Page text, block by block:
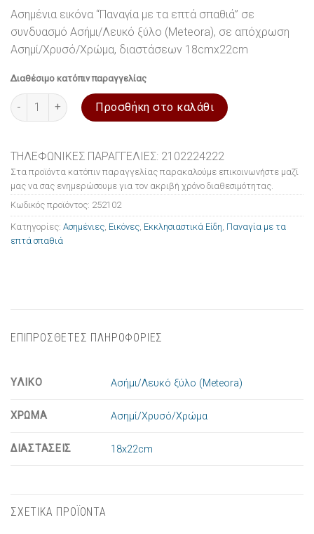
Ασημένια εικόνα “Παναγία με τα επτά σπαθιά” σε
συνδυασμό Ασήμι/Λευκό ξύλο (Meteora), σε απόχρωση
Ασημί/Χρυσό/Χρώμα, διαστάσεων 18cmx22cm
Διαθέσιμο κατόπιν παραγγελίας
Εικόνα ασημένια Παναγία με τα επτά σπαθιά 18x22cm ποσότητα
Προσθήκη στο καλάθι
ΤΗΛΕΦΩΝΙΚΕΣ ΠΑΡΑΓΓΕΛΙΕΣ: 2102224222
Στα προϊόντα κατόπιν παραγγελίας παρακαλούμε επικοινωνήστε μαζί
μας να σας ενημερώσουμε για τον ακριβή χρόνο διαθεσιμότητας.
Κωδικός προϊόντος: 252102
Κατηγορίες: Ασημένιες Εικόνες Εκκλησιαστικά Είδη Παναγία με τα
επτά σπαθιά
ΕΠΙΠΡΟΣΘΕΤΕΣ ΠΛΗΡΟΦΟΡΙΕΣ
ΥΛΙΚΟ Ασήμι/Λευκό ξύλο (Meteora)
ΧΡΩΜΑ Ασημί/Χρυσό/Χρώμα
ΔΙΑΣΤΑΣΕΙΣ 18x22cm
ΣΧΕΤΙΚΑ ΠΡΟΪΟΝΤΑ